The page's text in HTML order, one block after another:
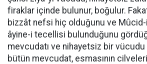
firaklar içinde bulunur, boğulur.
bizzât nefsi hiç olduğunu ve
âyine-i tecellisi bulunduğunu
mevcudatı ve nihayetsiz bir vücudu
bütün mevcudat, esmasının